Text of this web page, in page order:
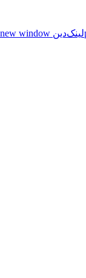
لینک‌دین page opens in new window